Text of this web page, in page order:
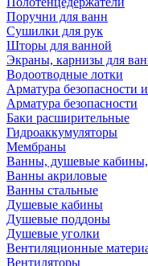
Поручни для ванн
Сушилки для рук
Шторы для ванной
Экраны, карнизы для
Водоотводные лотки
Арматура безопасности
Арматура безопасности
Баки расширительные
Гидроаккумуляторы
Мембраны
Ванны, душевые
Ванны акриловые
Ванны стальные
Душевые кабины
Душевые поддоны
Душевые уголки
Вентиляционные
Вентиляторы